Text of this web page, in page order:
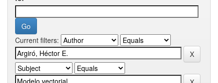
Current filters: